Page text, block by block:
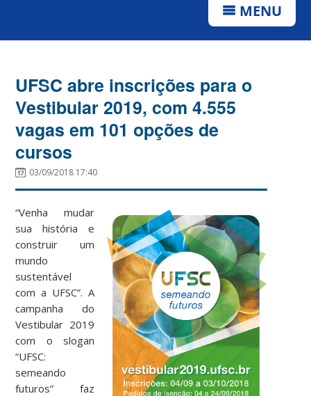
MENU
UFSC abre inscrições para o
Vestibular 2019, com 4.555
vagas em 101 opções de
cursos
03/09/2018 17:40
“Venha mudar
sua história e
construir um
mundo
sustentável
com a UFSC”. A
campanha do
Vestibular 2019
com o slogan
“UFSC:
semeando
futuros” faz